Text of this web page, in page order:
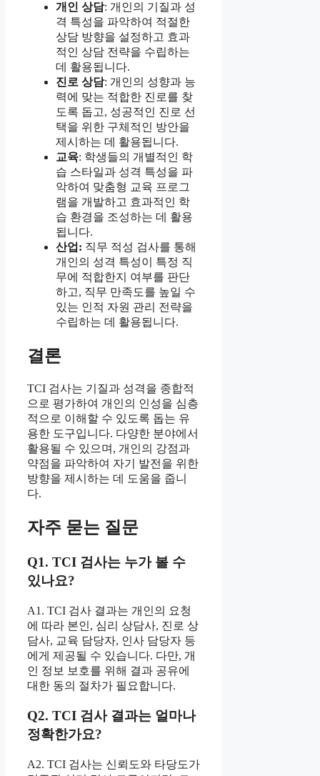
개인 상담: 개인의 기질과 성
격 특성을 파악하여 적절한
상담 방향을 설정하고 효과
적인 상담 전략을 수립하는
데 활용됩니다.
진로 상담: 개인의 성향과 능
력에 맞는 적합한 진로를 찾
도록 돕고, 성공적인 진로 선
택을 위한 구체적인 방안을
제시하는 데 활용됩니다.
교육: 학생들의 개별적인 학
습 스타일과 성격 특성을 파
악하여 맞춤형 교육 프로그
램을 개발하고 효과적인 학
습 환경을 조성하는 데 활용
됩니다.
산업: 직무 적성 검사를 통해
개인의 성격 특성이 특정 직
무에 적합한지 여부를 판단
하고, 직무 만족도를 높일 수
있는 인적 자원 관리 전략을
수립하는 데 활용됩니다.
결론
TCI 검사는 기질과 성격을 종합적
으로 평가하여 개인의 인성을 심층
적으로 이해할 수 있도록 돕는 유
용한 도구입니다. 다양한 분야에서
활용될 수 있으며, 개인의 강점과
약점을 파악하여 자기 발전을 위한
방향을 제시하는 데 도움을 줍니
다.
자주 묻는 질문
Q1. TCI 검사는 누가 볼 수
있나요?
A1. TCI 검사 결과는 개인의 요청
에 따라 본인, 심리 상담사, 진로 상
담사, 교육 담당자, 인사 담당자 등
에게 제공될 수 있습니다. 다만, 개
인 정보 보호를 위해 결과 공유에
대한 동의 절차가 필요합니다.
Q2. TCI 검사 결과는 얼마나
정확한가요?
A2. TCI 검사는 신뢰도와 타당도가